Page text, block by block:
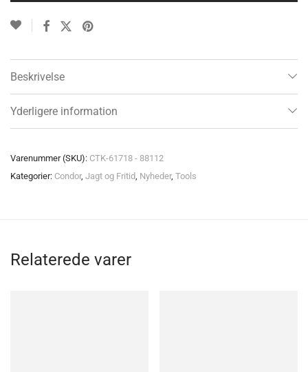
Beskrivelse
Yderligere information
Varenummer (SKU): CTK-61718 - 88112
Kategorier: Condor, Jagt og Fritid, Nyheder, Tools
Relaterede varer